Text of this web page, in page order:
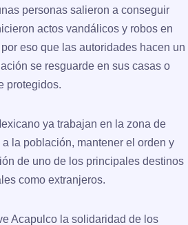
personas salieron a conseguir
actos vandálicos y robos en
eso que las autoridades hacen un
se resguarde en sus casas o
protegidos.
ya trabajan en la zona de
la población, mantener el orden y
de uno de los principales destinos
como extranjeros.
Acapulco la solidaridad de los